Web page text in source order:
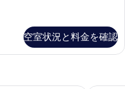
空室状況と料金を確認